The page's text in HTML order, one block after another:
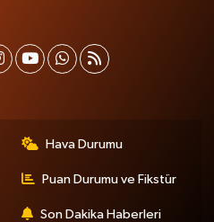
Hava Durumu
Puan Durumu ve Fikstür
Son Dakika Haberleri